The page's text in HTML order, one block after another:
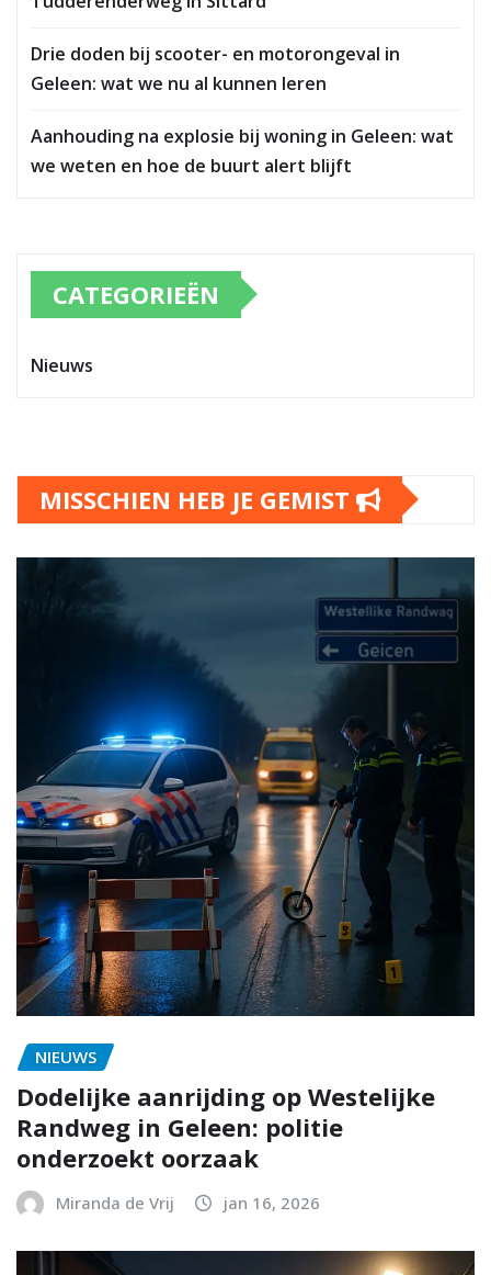
Drie doden bij scooter- en motorongeval in
Geleen: wat we nu al kunnen leren
Aanhouding na explosie bij woning in Geleen: wat
we weten en hoe de buurt alert blijft
CATEGORIEËN
Nieuws
MISSCHIEN HEB JE GEMIST
NIEUWS
Dodelijke aanrijding op Westelijke
Randweg in Geleen: politie
onderzoekt oorzaak
Miranda de Vrij jan 16, 2026